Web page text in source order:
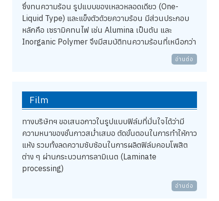
ซึ่งทนความร้อน รูปแบบของเหลวหลอดเดียว (One-
Liquid Type) และแข็งตัวด้วยความร้อน มีส่วนประกอบ
หลักคือ เซรามิคทนไฟ เช่น Alumina เป็นต้น และ
Inorganic Polymer จึงมีสมบัติทนความร้อนที่เหนือกว่า
อ่านต่อ
Film
ทางบริษัทฯ ขอเสนอกาวในรูปแบบฟิล์มที่มั่นใจได้ว่ามี
ความหนาของชั้นกาวสม่ำเสมอ ตัดขั้นตอนในการทำให้กาว
แห้ง รวมทั้งลดความซับซ้อนในการผลิตฟิล์มคอมโพสิต
ต่าง ๆ ผ่านกระบวนการลามิเนต (Laminate
processing)
อ่านต่อ